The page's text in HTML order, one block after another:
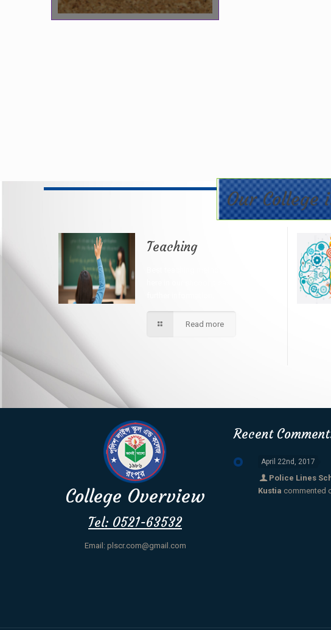
Our College
Teaching
Read more
College Overview
Tel: 0521-63532
Email: plscr.com@gmail.com
Recent
April 22nd, 2017
Police Lines
Kustia commented